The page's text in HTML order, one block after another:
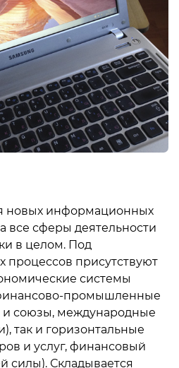
новых информационных
все сферы деятельности
в целом. Под
процессов присутствуют
системы
промышленные
и союзы, международные
так и горизонтальные
и услуг, финансовый
силы). Складывается